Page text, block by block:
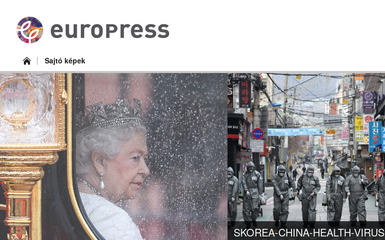
Sajtó képek
SKOREA-CHINA-HEALTH-VIRUS